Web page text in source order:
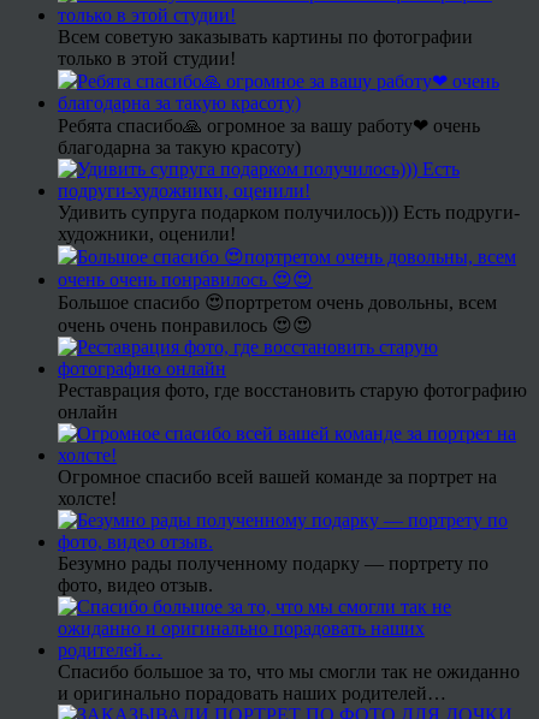
Всем советую заказывать картины по фотографии
только в этой студии!
Ребята спасибо🙏 огромное за вашу работу❤ очень
благодарна за такую красоту)
Удивить супруга подарком получилось))) Есть подруги-
художники, оценили!
Большое спасибо 😍портретом очень довольны, всем
очень очень понравилось 😍😍
Реставрация фото, где восстановить старую фотографию
онлайн
Огромное спасибо всей вашей команде за портрет на
холсте!
Безумно рады полученному подарку — портрету по
фото, видео отзыв.
Спасибо большое за то, что мы смогли так не ожиданно
и оригинально порадовать наших родителей…